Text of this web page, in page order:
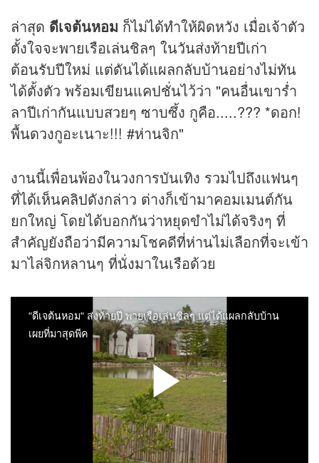
ล่าสุด ดีเจต้นหอม ก็ไม่ได้ทำให้ผิดหวัง เมื่อเจ้าตัว
ตั้งใจจะพายเรือเล่นชิลๆ ในวันส่งท้ายปีเก่า
ต้อนรับปีใหม่ แต่ดันได้แผลกลับบ้านอย่างไม่ทัน
ได้ตั้งตัว พร้อมเขียนแคปชั่นไว้ว่า "คนอื่นเขาร่ำ
ลาปีเก่ากันแบบสวยๆ ซาบซึ้ง กูคือ.....??? *ดอก!
พื้นดวงกูอะเนาะ!!! #ห่านจิก"
งานนี้เพื่อนพ้องในวงการบันเทิง รวมไปถึงแฟนๆ
ที่ได้เห็นคลิปดังกล่าว ต่างก็เข้ามาคอมเมนต์กัน
ยกใหญ่ โดยได้บอกกันว่าหยุดขำไม่ได้จริงๆ ที่
สำคัญยังถือว่ามีความโชคดีที่ห่านไม่เลือกที่จะเข้า
มาไล่จิกหลานๆ ที่นั่งมาในเรือด้วย